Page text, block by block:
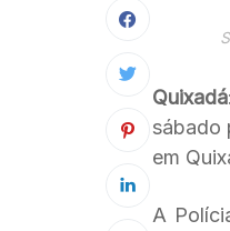
Quixadá
sábado
em
A